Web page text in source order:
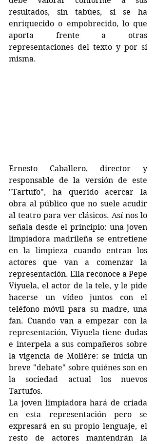
resultados, sin tabúes, si se ha
enriquecido o empobrecido, lo que
aporta frente a otras
representaciones del texto y por sí
misma.
Ernesto Caballero, director y
responsable de la versión de este
"Tartufo", ha querido acercar la
obra al público que no suele acudir
al teatro para ver clásicos. Así nos lo
señala desde el principio: una joven
limpiadora madrileña se entretiene
en la limpieza cuando entran los
actores que van a comenzar la
representación. Ella reconoce a Pepe
Viyuela, el actor de la tele, y le pide
hacerse un vídeo juntos con el
teléfono móvil para su madre, una
fan. Cuando van a empezar con la
representación, Viyuela tiene dudas
e interpela a sus compañeros sobre
la vigencia de Molière: se inicia un
breve "debate" sobre quiénes son en
la sociedad actual los nuevos
Tartufos.
La joven limpiadora hará de criada
en esta representación pero se
expresará en su propio lenguaje, el
resto de actores mantendrán la